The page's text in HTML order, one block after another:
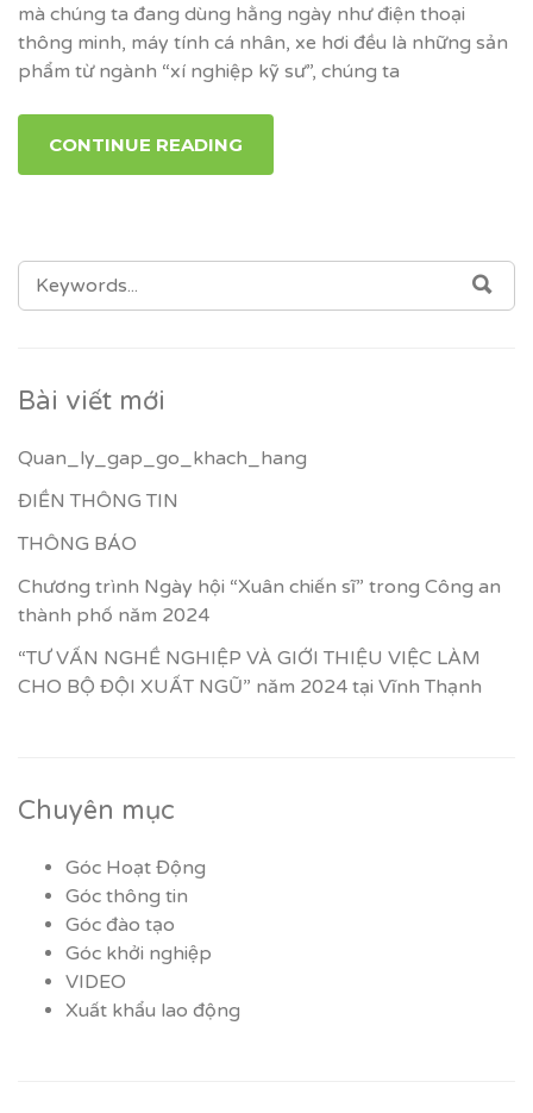
mà chúng ta đang dùng hằng ngày như điện thoại
thông minh, máy tính cá nhân, xe hơi đều là những sản
phẩm từ ngành “xí nghiệp kỹ sư”, chúng ta
CONTINUE READING
SEARCH
FOR:
Bài viết mới
Quan_ly_gap_go_khach_hang
ĐIỀN THÔNG TIN
THÔNG BÁO
Chương trình Ngày hội “Xuân chiến sĩ” trong Công an
thành phố năm 2024
“TƯ VẤN NGHỀ NGHIỆP VÀ GIỚI THIỆU VIỆC LÀM
CHO BỘ ĐỘI XUẤT NGŨ” năm 2024 tại Vĩnh Thạnh
Chuyên mục
Góc Hoạt Động
Góc thông tin
Góc đào tạo
Góc khởi nghiệp
VIDEO
Xuất khẩu lao động